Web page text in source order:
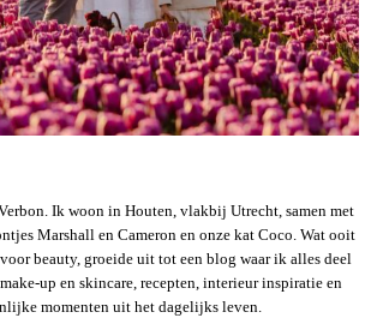
Ik woon in Houten, vlakbij Utrecht, samen met
Marshall en Cameron en onze kat Coco. Wat ooit
beauty, groeide uit tot een blog waar ik alles deel
up en skincare, recepten, interieur inspiratie en
momenten uit het dagelijks leven.